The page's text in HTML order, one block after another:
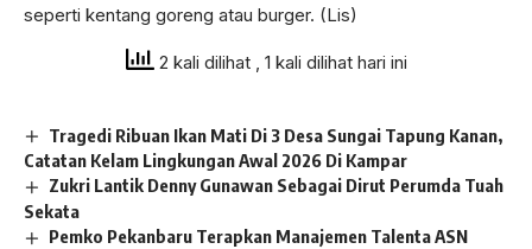
seperti kentang goreng atau burger. (Lis)
2 kali dilihat , 1 kali dilihat hari ini
Tragedi Ribuan Ikan Mati Di 3 Desa Sungai Tapung Kanan,
Catatan Kelam Lingkungan Awal 2026 Di Kampar
Zukri Lantik Denny Gunawan Sebagai Dirut Perumda Tuah
Sekata
Pemko Pekanbaru Terapkan Manajemen Talenta ASN